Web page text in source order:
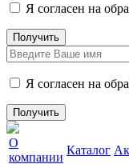
Я согласен на
Я согласен на
О
компании
Каталог